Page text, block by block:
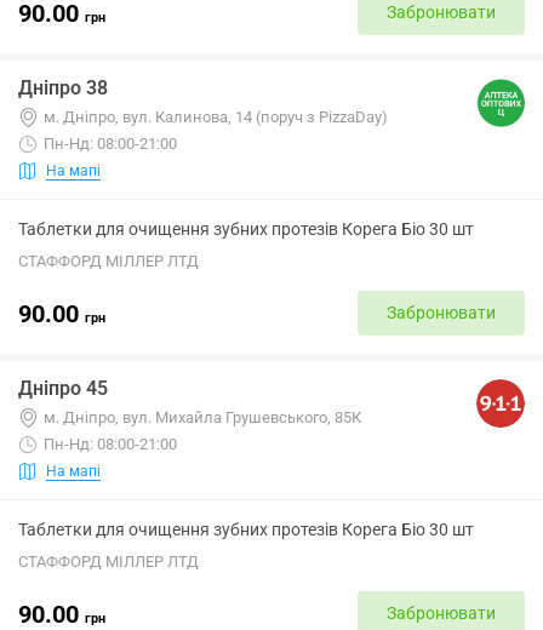
90.00 грн Забронювати
Дніпро 38
м. Дніпро, вул. Калинова, 14 (поруч з PizzaDay)
Пн-Нд: 08:00-21:00
На мапі
Таблетки для очищення зубних протезів Корега Біо 30 шт
СТАФФОРД МІЛЛЕР ЛТД
90.00 грн Забронювати
Дніпро 45
м. Дніпро, вул. Михайла Грушевського, 85К
Пн-Нд: 08:00-21:00
На мапі
Таблетки для очищення зубних протезів Корега Біо 30 шт
СТАФФОРД МІЛЛЕР ЛТД
90.00 грн Забронювати